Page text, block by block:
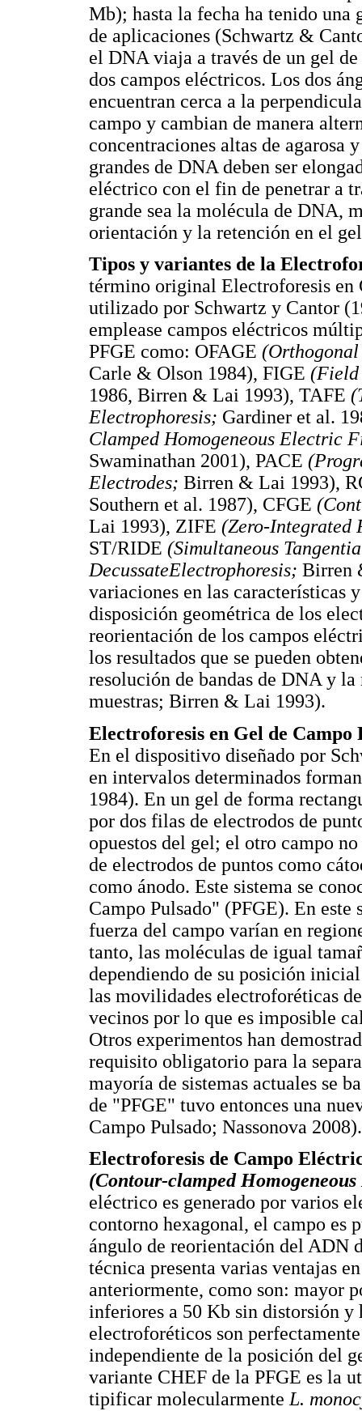
Mb); hasta la fecha ha tenido una
de aplicaciones (Schwartz &
el DNA viaja a través de un gel
dos campos eléctricos. Los dos
encuentran cerca a la
campo y cambian de manera
concentraciones altas de agarosa
grandes de DNA deben ser
eléctrico con el fin de penetrar a
grande sea la molécula de DNA,
orientación y la retención en el
Tipos y variantes de la
término original Electroforesis en
utilizado por Schwartz y Cantor
emplease campos eléctricos
PFGE como: OFAGE
Carle & Olson 1984), FIGE (Field
1986, Birren & Lai 1993), TAFE
Electrophoresis; Gardiner et al.
Clamped Homogeneous Electric
Swaminathan 2001), PACE
Electrodes; Birren & Lai 1993),
Southern et al. 1987), CFGE
Lai 1993), ZIFE (Zero-Integrated
ST/RIDE (Simultaneous
DecussateElectrophoresis; Birren
variaciones en las características
disposición geométrica de los
reorientación de los campos
los resultados que se pueden
resolución de bandas de DNA y
muestras; Birren & Lai 1993).
Electroforesis en Gel de Campo
En el dispositivo diseñado por
en intervalos determinados
1984). En un gel de forma
por dos filas de electrodos de
opuestos del gel; el otro campo
de electrodos de puntos como
como ánodo. Este sistema se
Campo Pulsado" (PFGE). En
fuerza del campo varían en
tanto, las moléculas de igual
dependiendo de su posición
las movilidades electroforéticas
vecinos por lo que es imposible
Otros experimentos han
requisito obligatorio para la
mayoría de sistemas actuales se
de "PFGE" tuvo entonces una
Campo Pulsado; Nassonova 2008).
Electroforesis de Campo
(Contour-clamped
eléctrico es generado por varios
contorno hexagonal, el campo es
ángulo de reorientación del ADN
técnica presenta varias ventajas
anteriormente, como son: mayor
inferiores a 50 Kb sin distorsión y
electroforéticos son
independiente de la posición del
variante CHEF de la PFGE es la
tipificar molecularmenteL.